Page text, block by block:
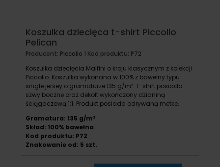
Koszulka dziecięca t-shirt Piccolio
Pelican
Producent: Piccolio | Kod produktu: P72
Koszulka dziecięcia Malfini o kroju klasycznym z kolekcji
Piccolio. Koszulka wykonana w 100% z bawełny typu
single jersey o gramaturze 135 g/m². T-shirt posiada
szwy boczne oraz dekolt wykończony dzianiną
ściągaczową 1:1. Produkt posiada odrywaną metke.
Gramatura: 135 g/m²
Skład: 100% bawełna
Kod produktu: P72
Znakowanie od: 5 szt.